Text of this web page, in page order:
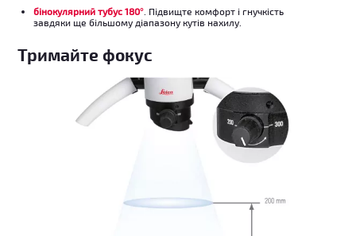
бінокулярний тубус 180° . Підвищте комфорт і гнучкість
завдяки ще більшому діапазону кутів нахилу.
Тримайте фокус